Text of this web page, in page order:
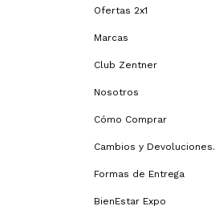
Ofertas 2x1
Marcas
Club Zentner
Nosotros
Cómo Comprar
Cambios y Devoluciones.
Formas de Entrega
BienEstar Expo